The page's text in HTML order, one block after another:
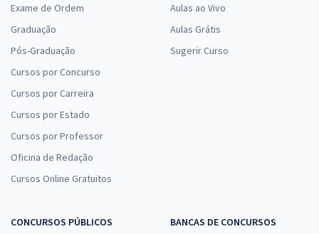
Exame de Ordem
Graduação
Pós-Graduação
Cursos por Concurso
Cursos por Carreira
Cursos por Estado
Cursos por Professor
Oficina de Redação
Cursos Online Gratuitos
Aulas ao Vivo
Aulas Grátis
Sugerir Curso
CONCURSOS PÚBLICOS
BANCAS DE CONCURSOS